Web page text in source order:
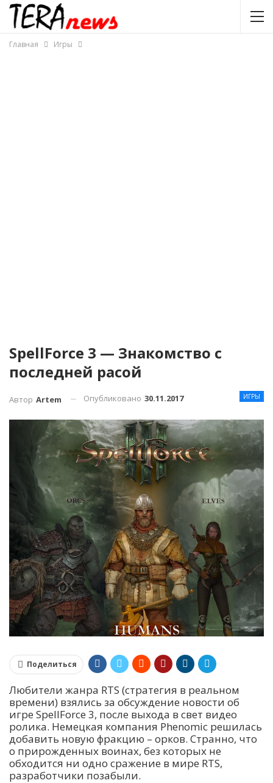
Главная Игры
SpellForce 3 — Знакомство с
последней расой
ИГРЫ
Автор Artem Опубликовано 30.11.2017
Поделиться
Любители жанра RTS (стратегия в реальном
времени) взялись за обсуждение новости об
игре SpellForce 3, после выхода в свет видео
ролика. Немецкая компания Phenomic решилась
добавить новую фракцию – орков. Странно, что
о прирожденных воинах, без которых не
обходится ни одно сражение в мире RTS,
разработчики позабыли.